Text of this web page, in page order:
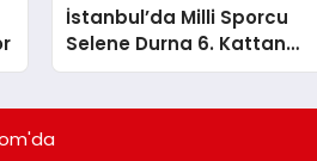
İstanbul’da Milli Sporcu
Selene Durna 6. Kattan
Düşerek Hayatını Kaybetti